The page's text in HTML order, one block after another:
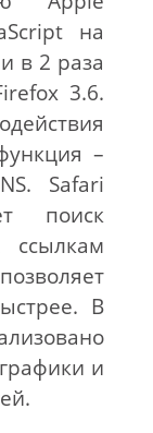
на
в 2 раза
3.6.
–
Safari
поиск
ссылкам
В
и